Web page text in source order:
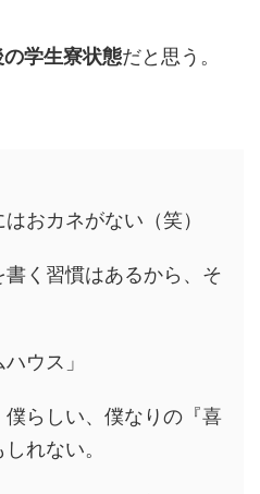
学生寮状態だと思う。
おカネがない（笑）
く習慣はあるから、そ
ウス」
らしい、僕なりの『喜
れない。